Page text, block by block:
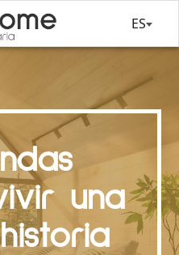
ES
una